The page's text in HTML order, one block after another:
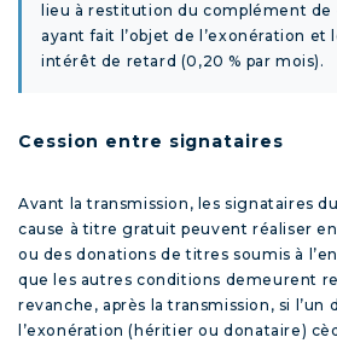
lieu à restitution du complément
ayant fait l’objet de l’exonération et
intérêt de retard (0,20 % par mois).
Cession entre signataires
Avant la transmission, les signataires
cause à titre gratuit peuvent réaliser
ou des donations de titres soumis à
que les autres conditions demeurent
revanche, après la transmission, si l’un
l’exonération (héritier ou donataire)